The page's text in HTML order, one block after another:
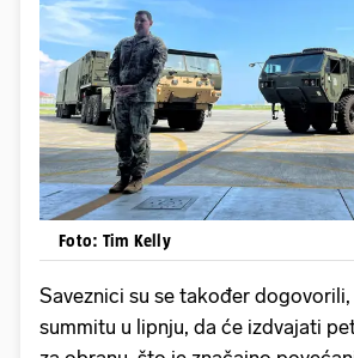
Foto: Tim Kelly
Saveznici su se također
summitu u lipnju, da će izdvajati